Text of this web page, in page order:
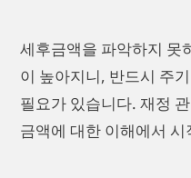
세후금액을 파악하지 못
이 높아지니, 반드시 주
필요가 있습니다. 재정
금액에 대한 이해에서